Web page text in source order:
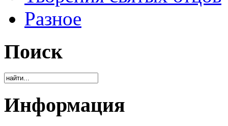
Разное
Поиск
Информация